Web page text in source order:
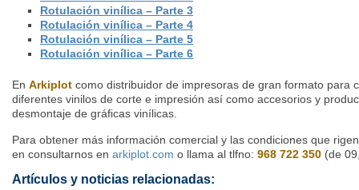
Rotulación vinílica – Parte 3
Rotulación vinílica – Parte 4
Rotulación vinílica – Parte 5
Rotulación vinílica – Parte 6
En Arkiplot como distribuidor de impresoras de gran formato para
diferentes vinilos de corte e impresión así como accesorios y
desmontaje de gráficas vinílicas.
Para obtener más información comercial y las condiciones que
en consultarnos en arkiplot.com o llama al tlfno: 968 722 350 (de
Artículos y noticias relacionadas: